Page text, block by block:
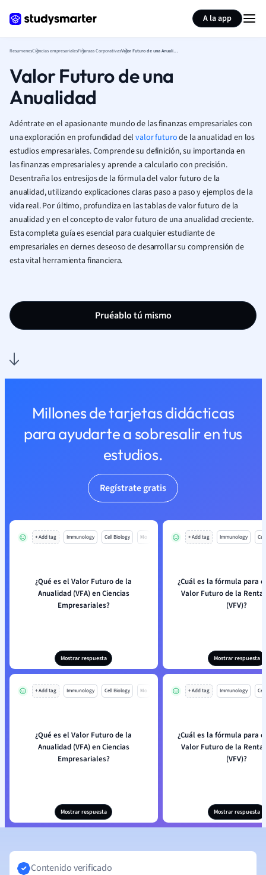
A la app
ResumenesCiencias empresarialesFinanzas Corporativas Valor Futuro de una Anualidad
Valor Futuro de una
Anualidad
Adéntrate en el apasionante mundo de las finanzas empresariales con
una exploración en profundidad delvalor futurode la anualidad en los
estudios empresariales. Comprende su definición, su importancia en
las finanzas empresariales y aprende a calcularlo con precisión.
Desentraña los entresijos de la fórmula del valor futuro de la
anualidad, utilizando explicaciones claras paso a paso y ejemplos de la
vida real. Por último, profundiza en las tablas de valor futuro de la
anualidad y en el concepto de valor futuro de una anualidad creciente.
Esta completa guía es esencial para cualquier estudiante de
empresariales en ciernes deseoso de desarrollar su comprensión de
esta vital herramienta financiera.
Pruéablo tú mismo
Millones de tarjetas didácticas
para ayudarte a sobresalir en tus
estudios.
Regístrate gratis
+ Add tag Immunology Cell Biology Mo
¿Qué es el Valor Futuro de la
Anualidad (VFA) en Ciencias
Empresariales?
Mostrar respuesta
+ Add tag Immunology
¿Cuál es la fórmula para
Valor Futuro de la
(VFV)?
Mostrar respuesta
+ Add tag Immunology Cell Biology Mo
¿Qué es el Valor Futuro de la
Anualidad (VFA) en Ciencias
Empresariales?
Mostrar respuesta
+ Add tag Immunology
¿Cuál es la fórmula para
Valor Futuro de la
(VFV)?
Mostrar respuesta
Resumir página
Contenido verificado